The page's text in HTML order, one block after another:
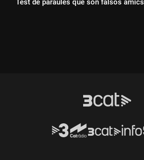
Test de paraules que són falsos amics